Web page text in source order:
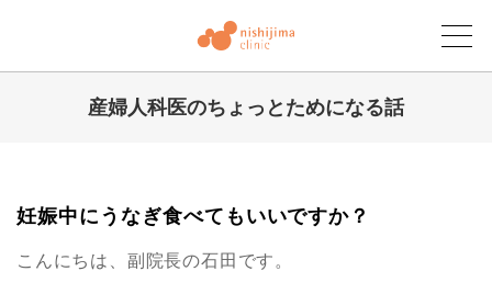
産婦人科医のちょっとためになる話
妊娠中にうなぎ食べてもいいですか？
こんにちは、副院長の石田です。